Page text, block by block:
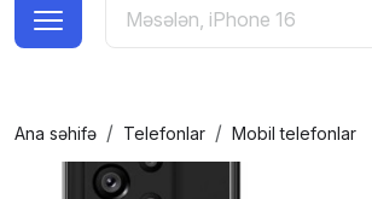
Ana səhifə Telefonlar Mobil telefonlar